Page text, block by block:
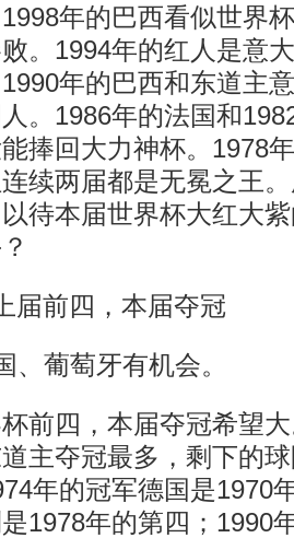
年的巴西看似世界
。1994年的红人是意
年的巴西和东道主
。1986年的法国和
捧回大力神杯。1978
续两届都是无冕之王
待本届世界杯大红大
前四，本届夺冠
葡萄牙有机会。
四，本届夺冠希望大
主夺冠最多，剩下的
年的冠军德国是1970
1978年的第四；1990